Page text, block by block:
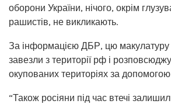
оборони України, нічого, окрім
рашистів, не викликають.
За інформацією ДБР, цю макулатуру
завезли з території рф і
окупованих територіях за допомогою
“Також росіяни під час втечі